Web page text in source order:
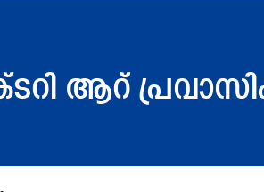
ആ​റ്